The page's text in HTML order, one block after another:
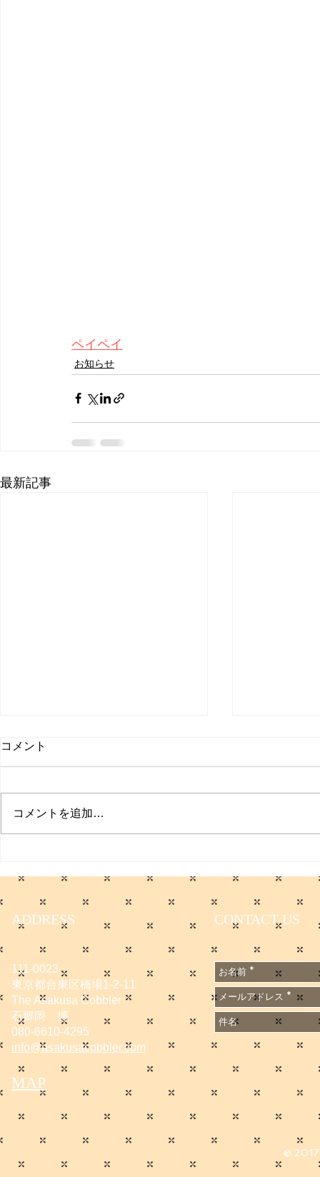
ペイペイ
お知らせ
最新記事
サマーセールのお知らせ
無料会員に
コメント
コメントを追加…
ADDRESS CONTACT US
111-0023
東京都台東区橋場1-2-11
The Asakusa Cobbler
石郷岡 博
080-6610-4295
info@asakusacobbler.com
MAP
© 2017